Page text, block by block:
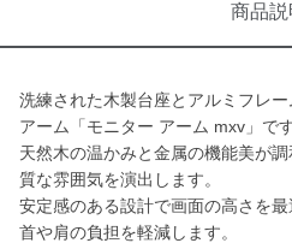
商品説
洗練された木製台座とアルミフレ
アーム「モニター アーム mxv」です
天然木の温かみと金属の機能美が
質な雰囲気を演出します。
安定感のある設計で画面の高さを
首や肩の負担を軽減します。